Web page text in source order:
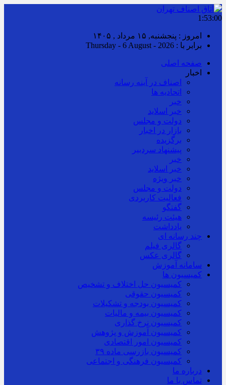
1:53:00
امروز : پنجشنبه, ۱۵ مرداد , ۱۴۰۵
برابر با : Thursday - 6 August - 2026
صفحه اصلی
اخبار
اصناف در آینه رسانه
اتحادیه ها
خبر
خبر اسلايد
دولت و مجلس
بازار در اخبار
برگزیده
پیشنهاد سردبیر
خبر
خبر اسلايد
خبر ویژه
دولت و مجلس
فعالیت کاربردی
گفتگو
هیئت رئیسه
یادداشت
چند رسانه ای
گالری فیلم
گالری عکس
سامانه آموزش
کمیسیون ها
کمیسیون حل اختلاف و تشخیص
کمیسیون حقوقی
کمیسیون بودجه و تشکیلات
کمیسیون بیمه و مالیات
کمیسیون نرخ گذاری
کمیسیون آموزش و پژوهش
کمیسیون امور اقتصادی
کمیسیون بازرسی ماده ۳۹
کمیسیون فرهنگی و اجتماعی
درباره ما
تماس با ما